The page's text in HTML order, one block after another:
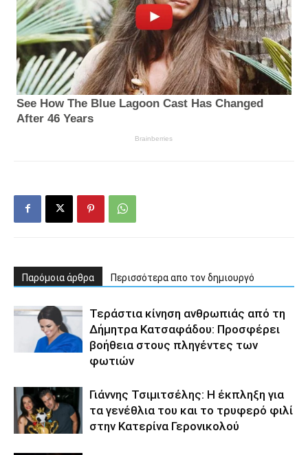
Παρόμοια άρθρα Περισσότερα απο τον δημιουργό
Τεράστια κίνηση ανθρωπιάς από τη
Δήμητρα Κατσαφάδου: Προσφέρει
βοήθεια στους πληγέντες των
φωτιών
Γιάννης Τσιμιτσέλης: Η έκπληξη για
τα γενέθλια του και το τρυφερό φιλί
στην Κατερίνα Γερονικολού